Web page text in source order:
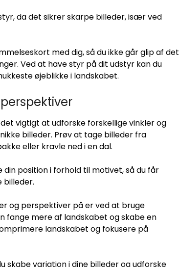
da det sikrer skarpe billeder, især ved
med dig, så du ikke går glip af det
Ved at have styr på dit udstyr kan du
øjeblikke i landskabet.
vigtigt at udforske forskellige vinkler og
billeder. Prøv at tage billeder fra
eller kravle ned i en dal.
position i forhold til motivet, så du får
billeder.
og perspektiver på er ved at bruge
fange mere af landskabet og skabe en
landskabet og fokusere på
skabe variation i dine billeder og udforske